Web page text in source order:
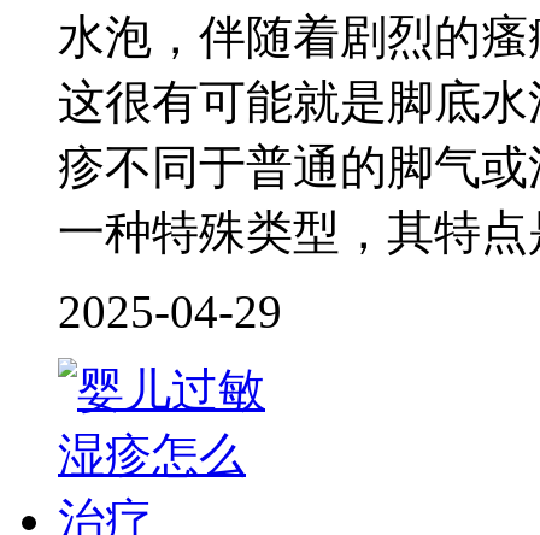
水泡，伴随着剧烈的
这很有可能就是脚底
疹不同于普通的脚气
一种特殊类型，其特
2025-04-29